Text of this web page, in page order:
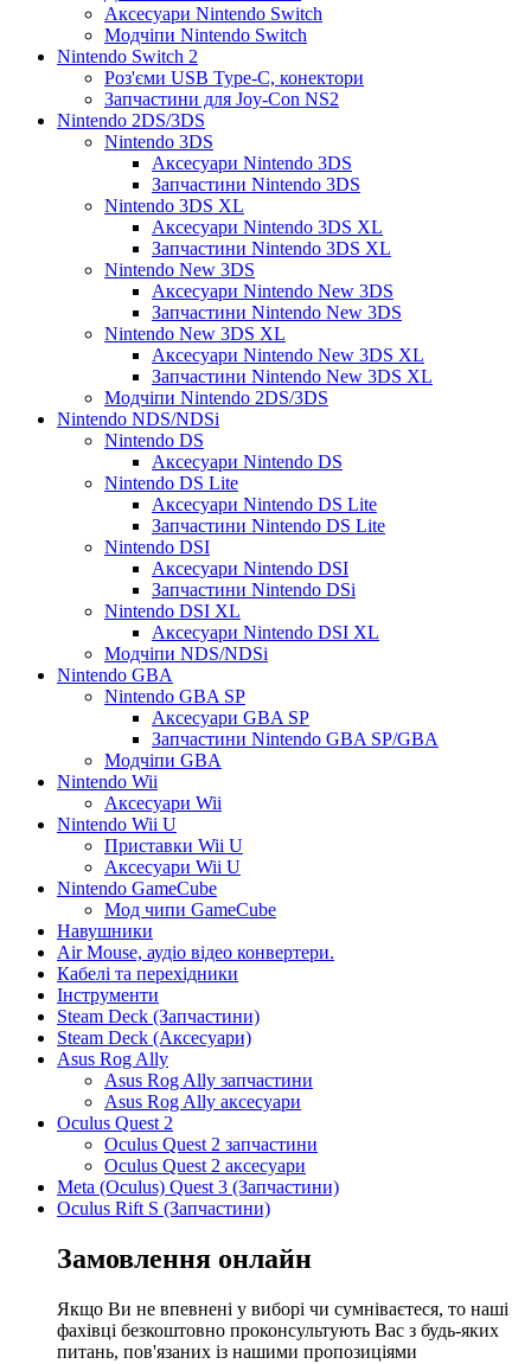
Аксесуари Nintendo Switch
Модчіпи Nintendo Switch
Nintendo Switch 2
Роз'єми USB Type-C, конектори
Запчастини для Joy-Con NS2
Nintendo 2DS/3DS
Nintendo 3DS
Аксесуари Nintendo 3DS
Запчастини Nintendo 3DS
Nintendo 3DS XL
Аксесуари Nintendo 3DS XL
Запчастини Nintendo 3DS XL
Nintendo New 3DS
Аксесуари Nintendo New 3DS
Запчастини Nintendo New 3DS
Nintendo New 3DS XL
Аксесуари Nintendo New 3DS XL
Запчастини Nintendo New 3DS XL
Модчіпи Nintendo 2DS/3DS
Nintendo NDS/NDSi
Nintendo DS
Аксесуари Nintendo DS
Nintendo DS Lite
Аксесуари Nintendo DS Lite
Запчастини Nintendo DS Lite
Nintendo DSI
Аксесуари Nintendo DSI
Запчастини Nintendo DSi
Nintendo DSI XL
Аксесуари Nintendo DSI XL
Модчіпи NDS/NDSi
Nintendo GBA
Nintendo GBA SP
Аксесуари GBA SP
Запчастини Nintendo GBA SP/GBA
Модчіпи GBA
Nintendo Wii
Аксесуари Wii
Nintendo Wii U
Приставки Wii U
Аксесуари Wii U
Nintendo GameCube
Мод чипи GameCube
Навушники
Air Mouse, аудіо відео конвертери.
Кабелі та перехідники
Інструменти
Steam Deck (Запчастини)
Steam Deck (Аксесуари)
Asus Rog Ally
Asus Rog Ally запчастини
Asus Rog Ally аксесуари
Oculus Quest 2
Oculus Quest 2 запчастини
Oculus Quest 2 аксесуари
Meta (Oculus) Quest 3 (Запчастини)
Oculus Rift S (Запчастини)
Замовлення онлайн
Якщо Ви не впевнені у виборі чи сумніваєтеся, то наші
фахівці безкоштовно проконсультують Вас з будь-яких
питань, пов'язаних із нашими пропозиціями